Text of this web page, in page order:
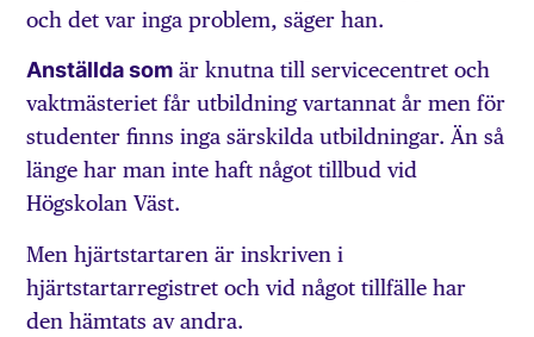
och det var inga problem, säger han.
Anställda som är knutna till servicecentret och
vaktmästeriet får utbildning vartannat år men för
studenter finns inga särskilda utbildningar. Än så
länge har man inte haft något tillbud vid
Högskolan Väst.
Men hjärtstartaren är inskriven i
hjärtstartarregistret och vid något tillfälle har
den hämtats av andra.